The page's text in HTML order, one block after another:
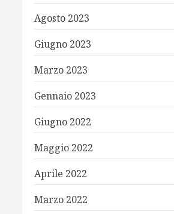
Agosto 2023
Giugno 2023
Marzo 2023
Gennaio 2023
Giugno 2022
Maggio 2022
Aprile 2022
Marzo 2022